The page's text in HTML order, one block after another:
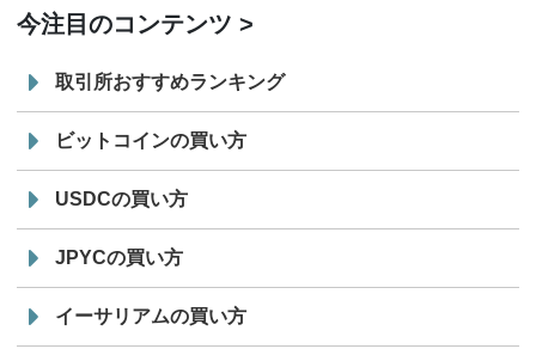
今注目のコンテンツ
取引所おすすめランキング
ビットコインの買い方
USDCの買い方
JPYCの買い方
イーサリアムの買い方